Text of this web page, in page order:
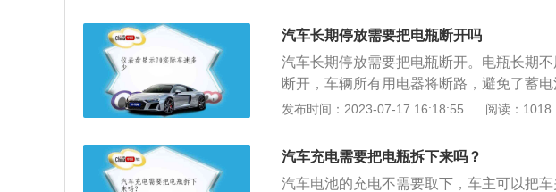
1、首先打把发动机舱盖打开，然后找到蓄
负极都会使用颜色或者符号标记，其中正
就是黑色或者银色，符号是-号。3、准备
夹子，直接夹在电瓶的正负极接头。4、之
可以对电瓶充电。等到充电完成后，把充
这种方法只是激活电池表面，并没有将电
坏电池的，不建议用快充这种方法来充电
汽车长期停放需要把电瓶断开吗
汽车长期停放需要把电瓶断开。电瓶长期
断开，车辆所有用电器将断路，避免了蓄
极，并不能完全隔断用电器放电，这是因
到：1、注意安装牢固和清洁维护。安装牢
蓄电池内部极板损毁和外部电线松动。其
发布时间：2023-07-17 16:18:55 阅读：1018
汽车充电需要把电瓶拆下来吗？
汽车电池的充电不需要取下，车主可以把